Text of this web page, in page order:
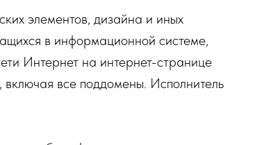
элементов, дизайна и иных
в информационной системе,
Интернет на интернет-странице
, включая все поддомены. Исполнитель